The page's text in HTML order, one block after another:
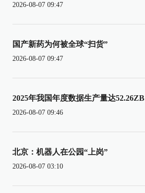
2026-08-07 09:47
国产新药为何被全球“扫货”
2026-08-07 09:47
2025年我国年度数据生产量达52.26ZB
2026-08-07 09:46
北京：机器人在公园“上岗”
2026-08-07 03:10